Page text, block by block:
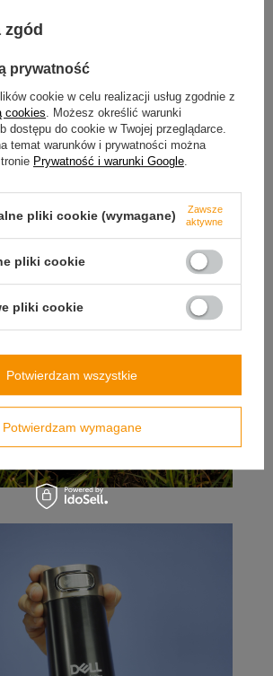
zgód
prywatność
cookie w celu realizacji usług zgodnie z
cookies. Możesz określić warunki
dostępu do cookie w Twojej przeglądarce.
temat warunków i prywatności można
Prywatność i warunki Google.
pliki cookie (wymagane)
Zawsze
aktywne
pliki cookie
pliki cookie
Potwierdzam wymagane
Potwierdzam wszystkie